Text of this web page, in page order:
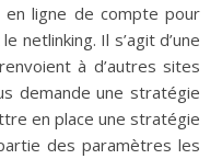
ligne de compte pour
netlinking. Il s’agit d’une
à d’autres sites
demande une stratégie
en place une stratégie
des paramètres les